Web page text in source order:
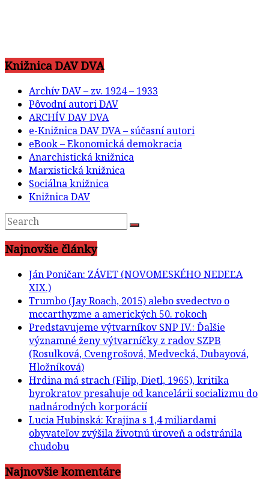
Knižnica DAV DVA
Archív DAV – zv. 1924 – 1933
Pôvodní autori DAV
ARCHÍV DAV DVA
e-Knižnica DAV DVA – súčasní autori
eBook – Ekonomická demokracia
Anarchistická knižnica
Marxistická knižnica
Sociálna knižnica
Knižnica DAV
Najnovšie články
Ján Poničan: ZÁVET (NOVOMESKÉHO NEDEĽA
XIX.)
Trumbo (Jay Roach, 2015) alebo svedectvo o
mccarthyzme a amerických 50. rokoch
Predstavujeme výtvarníkov SNP IV.: Ďalšie
významné ženy výtvarníčky z radov SZPB
(Rosulková, Cvengrošová, Medvecká, Dubayová,
Hložníková)
Hrdina má strach (Filip, Dietl, 1965), kritika
byrokratov presahuje od kancelárii socializmu do
nadnárodných korporácií
Lucia Hubinská: Krajina s 1,4 miliardami
obyvateľov zvýšila životnú úroveň a odstránila
chudobu
Najnovšie komentáre